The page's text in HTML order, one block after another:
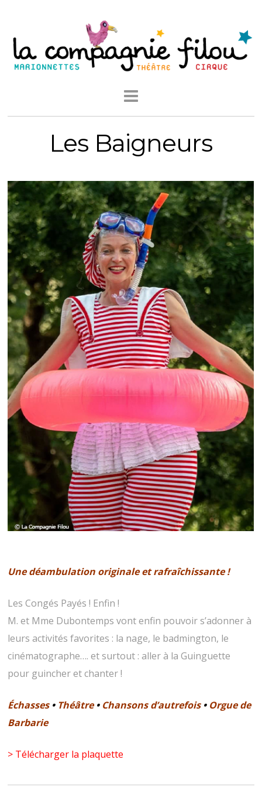
Les Baigneurs
Une déambulation originale et rafraîchissante !
Les Congés Payés ! Enfin !
M. et Mme Dubontemps vont enfin pouvoir s’adonner à
leurs activités favorites : la nage, le badmington, le
cinématographe…. et surtout : aller à la Guinguette
pour guincher et chanter !
Échasses •Théâtre•Chansons d’autrefois • Orgue de
Barbarie
> Télécharger la plaquette